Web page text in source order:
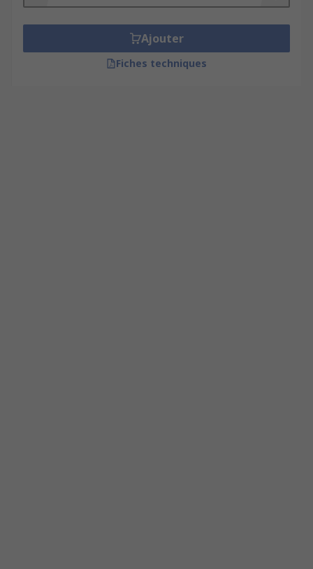
outil précieux pour tester et dépanner les
systèmes RF.
Ajouter
Fiches techniques